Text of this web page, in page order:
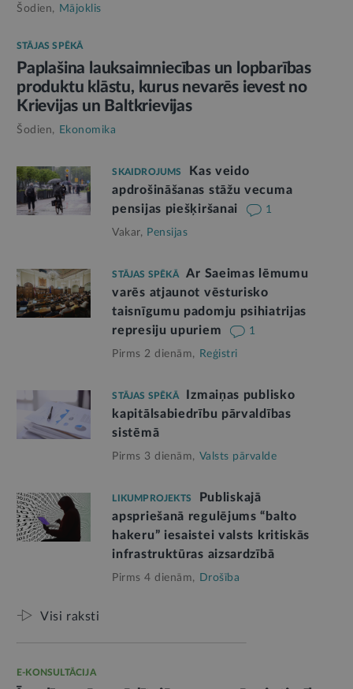
Šodien, Mājoklis
STĀJAS SPĒKĀ
Paplašina lauksaimniecības un lopbarības
produktu klāstu, kurus nevarēs ievest no
Krievijas un Baltkrievijas
Šodien, Ekonomika
SKAIDROJUMS
Kas veido
apdrošināšanas stāžu vecuma
pensijas piešķiršanai
1
Vakar, Pensijas
STĀJAS SPĒKĀ
Ar Saeimas lēmumu
varēs atjaunot vēsturisko
taisnīgumu padomju psihiatrijas
represiju upuriem
1
Pirms 2 dienām, Reģistri
STĀJAS SPĒKĀ
Izmaiņas publisko
kapitālsabiedrību pārvaldības
sistēmā
Pirms 3 dienām, Valsts pārvalde
LIKUMPROJEKTS
Publiskajā
apspriešanā regulējums “balto
hakeru” iesaistei valsts kritiskās
infrastruktūras aizsardzībā
Pirms 4 dienām, Drošība
Visi raksti
E-KONSULTĀCIJA